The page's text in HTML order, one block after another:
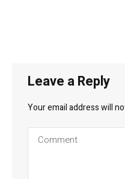
Leave a Reply
Your email address will